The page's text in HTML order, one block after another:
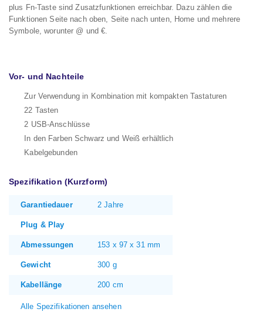
plus Fn-Taste sind Zusatzfunktionen erreichbar. Dazu zählen die
Funktionen Seite nach oben, Seite nach unten, Home und mehrere
Symbole, worunter @ und €.
Vor- und Nachteile
Zur Verwendung in Kombination mit kompakten Tastaturen
22 Tasten
2 USB-Anschlüsse
In den Farben Schwarz und Weiß erhältlich
Kabelgebunden
Spezifikation (Kurzform)
Garantiedauer 2 Jahre
Plug & Play
Abmessungen 153 x 97 x 31 mm
Gewicht 300 g
Kabellänge 200 cm
Alle Spezifikationen ansehen